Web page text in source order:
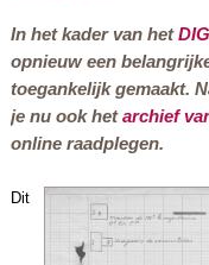
In het kader van het
opnieuw een
toegankelijk gemaakt.
je nu ook hetarchief
online raadplegen.
Dit